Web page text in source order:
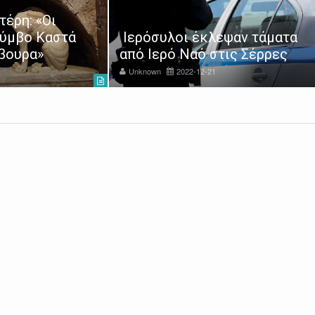
«Οι
Καστά
Ιερόσυλοι έκλεψαν τάματα
από Ιερό Ναό στις Σέρρες
Unknown 2022-12-21